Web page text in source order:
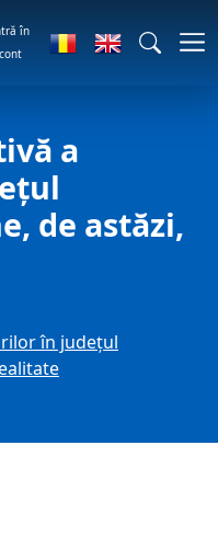
în
cont
a
de astăzi,
în județul